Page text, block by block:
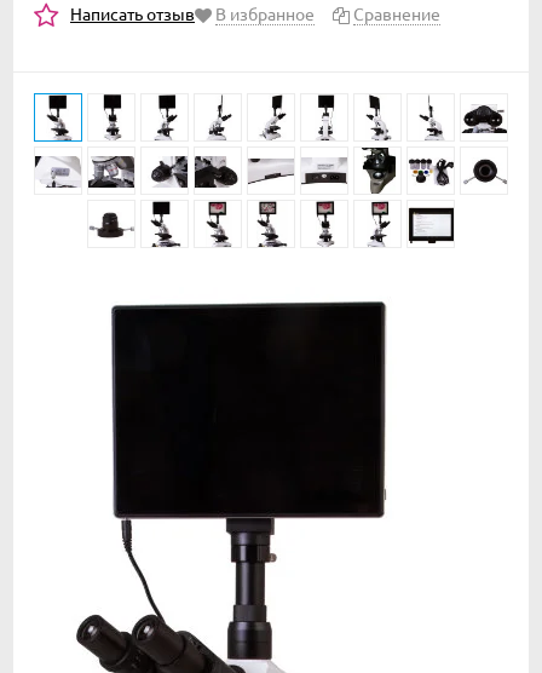
Написать отзыв В избранное Сравнение